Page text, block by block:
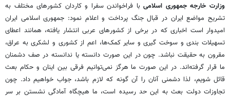
وزارت خارجه جمهوری اسلامیبا فراخواندن سفرا و کاردان کشورهای مختلف به
تشریح مواضع ایران در قبال جنگ پرداخت و اعلام نمود: جمهوری اسلامی ایران
امیدوار است اخباری که در برخی از کشورهای عربی انتشار یافته، همانند اعطای
تسهیلات بندی و سوخت گیری و سایر کمک‌ها، اعم از کشوری و لشکری به عراق،
مقرون به حقیقت نباشد. چون در این صورت دانسته یا ندانسته در صف دشمنان
ما قرار گرفته‌اند. در این صورت ما هرگز نمی‌توانیم فرقی بین اینان و حکام بعث
قائل شویم، لذا دشمنی آنان را آن گونه که لازم باشد، جواب خواهیم داد. چون
تجاوزات دولت بعث به این حد رسیده است، ما هیچگاه آمادگی نشستن بر سر